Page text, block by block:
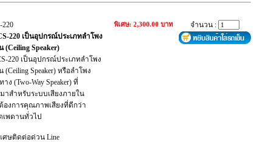
220
220 เป็นอุปกรณ์ประเภทลำโพง
(Ceiling Speaker)
220 เป็นอุปกรณ์ประเภทลำโพง
(Ceiling Speaker) หรือลำโพง
ง (Two-Way Speaker) ที่
าสำหรับระบบเสียงภายใน
องการคุณภาพเสียงที่ดีกว่า
เพดานทั่วไป
ศษติดต่อด่วน Line
พิเศษ: 2,300.00 บาท จำนวน :